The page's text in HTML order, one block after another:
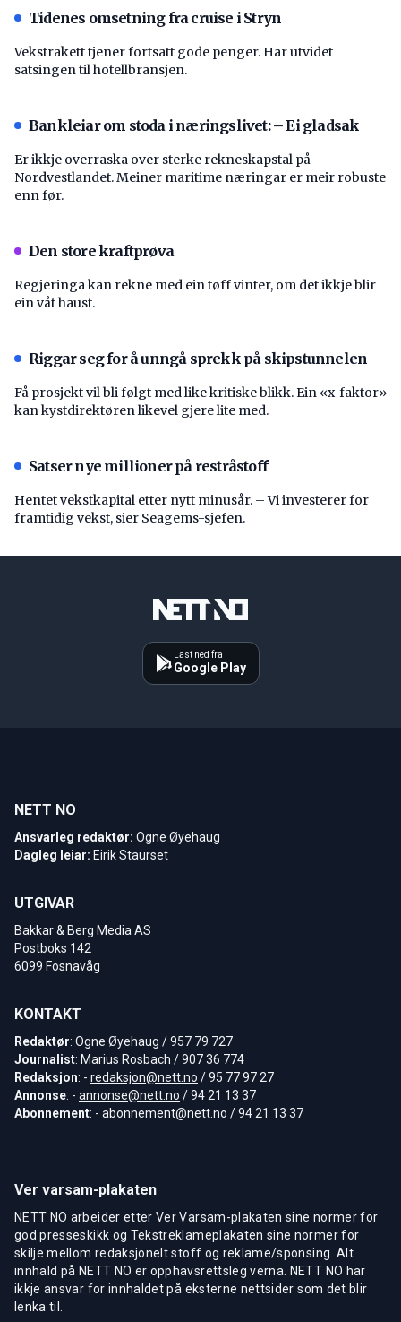
Tidenes omsetning fra cruise i Stryn
Vekstrakett tjener fortsatt gode penger. Har utvidet
satsingen til hotellbransjen.
Bankleiar om stoda i næringslivet: – Ei gladsak
Er ikkje overraska over sterke rekneskapstal på
Nordvestlandet. Meiner maritime næringar er meir robuste
enn før.
Den store kraftprøva
Regjeringa kan rekne med ein tøff vinter, om det ikkje blir
ein våt haust.
Riggar seg for å unngå sprekk på skipstunnelen
Få prosjekt vil bli følgt med like kritiske blikk. Ein «x-faktor»
kan kystdirektøren likevel gjere lite med.
Satser nye millioner på restråstoff
Hentet vekstkapital etter nytt minusår. – Vi investerer for
framtidig vekst, sier Seagems-sjefen.
Last ned fra
Google Play
NETT NO
Ansvarleg redaktør: Ogne Øyehaug
Dagleg leiar: Eirik Staurset
UTGIVAR
Bakkar & Berg Media AS
Postboks 142
6099 Fosnavåg
KONTAKT
Redaktør: Ogne Øyehaug / 957 79 727
Journalist: Marius Rosbach / 907 36 774
Redaksjon: - redaksjon@nett.no / 95 77 97 27
Annonse: - annonse@nett.no / 94 21 13 37
Abonnement: - abonnement@nett.no / 94 21 13 37
Ver varsam-plakaten
NETT NO arbeider etter Ver Varsam-plakaten sine normer for
god presseskikk og Tekstreklameplakaten sine normer for
skilje mellom redaksjonelt stoff og reklame/sponsing. Alt
innhald på NETT NO er opphavsrettsleg verna. NETT NO har
ikkje ansvar for innhaldet på eksterne nettsider som det blir
lenka til.